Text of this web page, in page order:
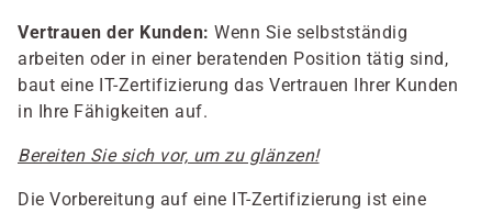
Vertrauen der Kunden: Wenn Sie selbstständig
arbeiten oder in einer beratenden Position tätig sind,
baut eine IT-Zertifizierung das Vertrauen Ihrer Kunden
in Ihre Fähigkeiten auf.
Bereiten Sie sich vor, um zu glänzen!
Die Vorbereitung auf eine IT-Zertifizierung ist eine